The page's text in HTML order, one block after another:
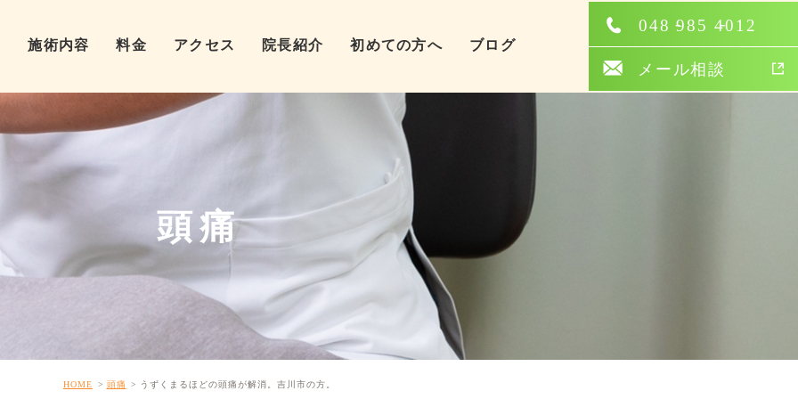
施術内容 料金 アクセス 院長紹介 初めての方へ ブログ
頭痛
HOME 頭痛 うずくまるほどの頭痛が解消。吉川市の方。